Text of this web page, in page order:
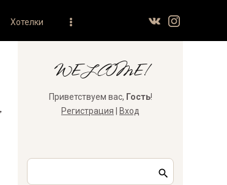
Хотелки
WELCOME!
Приветствуем вас, Гость!
Регистрация
Вход